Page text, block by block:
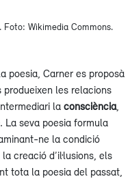
Wikimedia Commons.
poesia, Carner es proposà
les relacions
la consciència,
. La seva poesia formula
ne la condició
creació d’il·lusions, els
tota la poesia del passat,